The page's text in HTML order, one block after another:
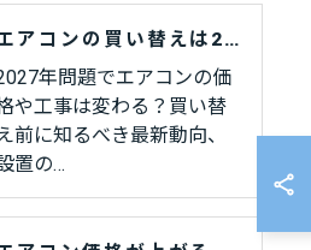
エアコンの買い替えは2027年問題に注意
年問題でエアコンの価
や工事は変わる？買い替
前に知るべき最新動向、
置の…